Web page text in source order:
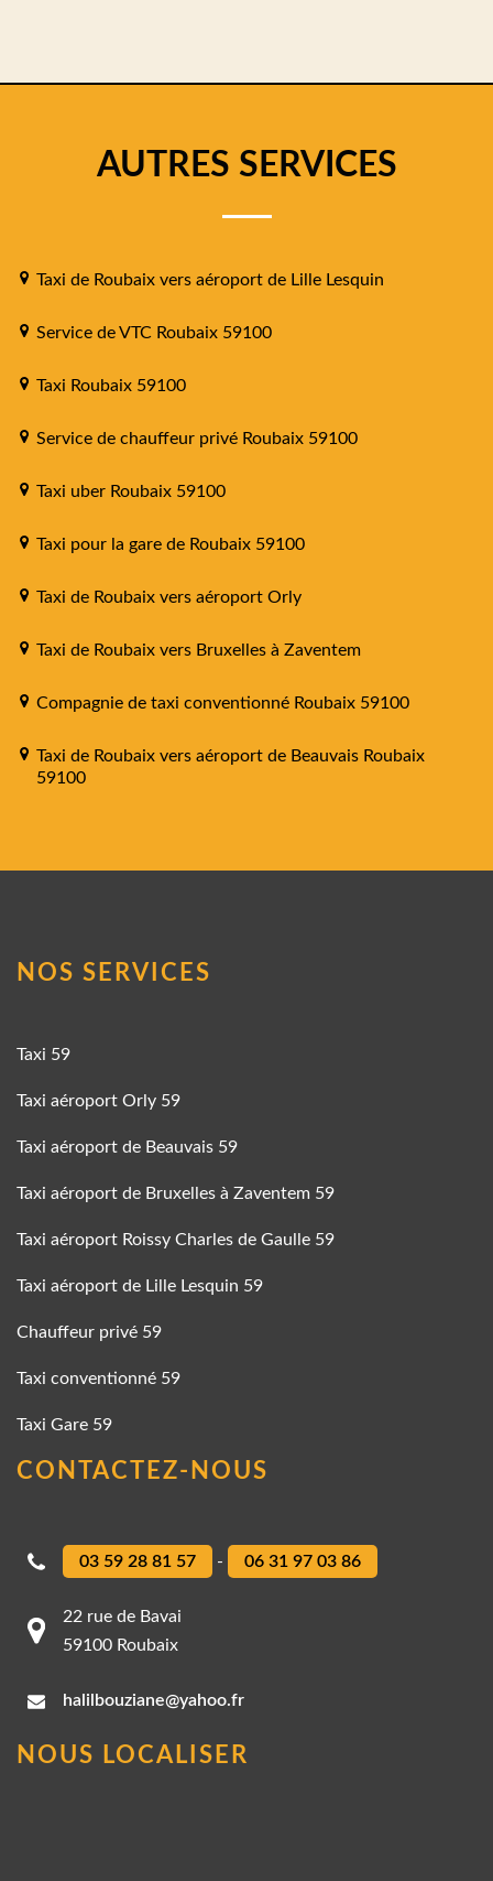
AUTRES SERVICES
Taxi de Roubaix vers aéroport de Lille Lesquin
Service de VTC Roubaix 59100
Taxi Roubaix 59100
Service de chauffeur privé Roubaix 59100
Taxi uber Roubaix 59100
Taxi pour la gare de Roubaix 59100
Taxi de Roubaix vers aéroport Orly
Taxi de Roubaix vers Bruxelles à Zaventem
Compagnie de taxi conventionné Roubaix 59100
Taxi de Roubaix vers aéroport de Beauvais Roubaix
59100
NOS SERVICES
Taxi 59
Taxi aéroport Orly 59
Taxi aéroport de Beauvais 59
Taxi aéroport de Bruxelles à Zaventem 59
Taxi aéroport Roissy Charles de Gaulle 59
Taxi aéroport de Lille Lesquin 59
Chauffeur privé 59
Taxi conventionné 59
Taxi Gare 59
CONTACTEZ-NOUS
03 59 28 81 57 - 06 31 97 03 86
22 rue de Bavai
59100 Roubaix
halilbouziane@yahoo.fr
NOUS LOCALISER